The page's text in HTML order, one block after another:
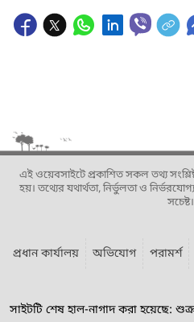
এই ওয়েবসাইটে প্রকাশিত সকল তথ্য
হয়। তথ্যের যথার্থতা, নির্ভুলতা ও
সচেষ্ট।
প্রধান কার্যালয় অভিযোগ পরামর্শ
সাইটটি শেষ হাল-নাগাদ করা হয়েছে: